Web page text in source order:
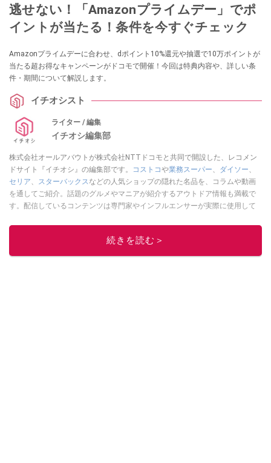
逃せない！「Amazonプライムデー」でポ
イントが当たる！条件を今すぐチェック
Amazonプライムデーに合わせ、dポイント10%還元や抽選で10万ポイントが
当たる超お得なキャンペーンがドコモで開催！今回は特典内容や、詳しい条
件・期間について解説します。
イチオシスト
ライター / 編集
イチオシ編集部
株式会社オールアバウトが株式会社NTTドコモと共同で開設した、レコメン
ドサイト『イチオシ』の編集部です。
コストコや業務スーパー、 ダイソー、
セリア、 スターバックスなどの人気ショップの隠れた名品を、コラムや動画
を通してご紹介。話題のグルメやマニアが紹介するアウトドア情報も満載で
す。配信しているコンテンツは専門家やインフルエンサーが実際に使用して
ニュースでフォロー
続きを読む＞